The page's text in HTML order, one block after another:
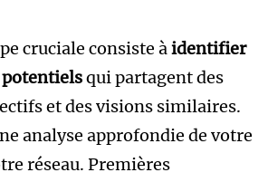
cruciale consiste àidentifier
potentielsqui partagent des
et des visions similaires.
analyse approfondie de votre
réseau. Premières